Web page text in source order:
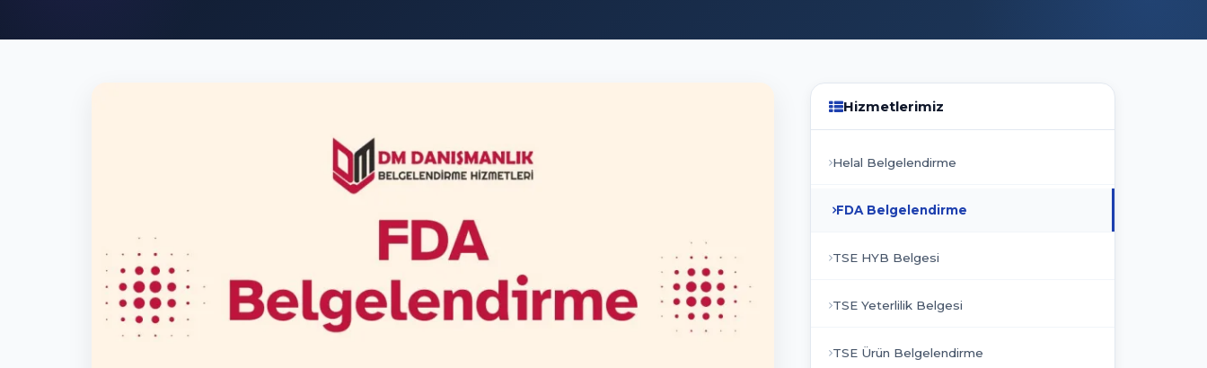
Hizmetlerimiz
Helal Belgelendirme
FDA Belgelendirme
TSE HYB Belgesi
TSE Yeterlilik Belgesi
TSE Ürün Belgelendirme